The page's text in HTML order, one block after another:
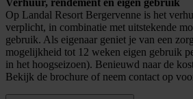
Op Landal Resort Bergervenne is het
verplicht, in combinatie met uitstekende
gebruik. Als eigenaar geniet je van een
mogelijkheid tot 12 weken eigen gebruik
in het hoogseizoen). Benieuwd naar de
Bekijk de brochure of neem contact op